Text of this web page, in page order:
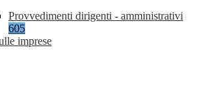
Provvedimenti dirigenti - amministrativi
605
imprese